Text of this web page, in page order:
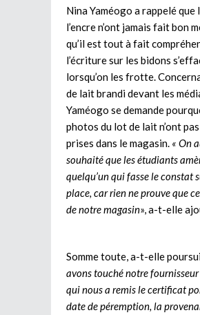
Nina Yaméogo a rappelé que
l’encre n’ont jamais fait bon
qu’il est tout à fait
l’écriture sur les bidons
lorsqu’on les frotte.
de lait brandi devant les
Yaméogo se demande
photos du lot de lait n’ont
prises dans le magasin. « On
souhaité que les étudiants
quelqu’un qui fasse le constat
place, car rien ne prouve que
de notre magasin», a-t-elle
Somme toute, a-t-elle
avons touché notre
qui nous a remis le certificat
date de péremption, la